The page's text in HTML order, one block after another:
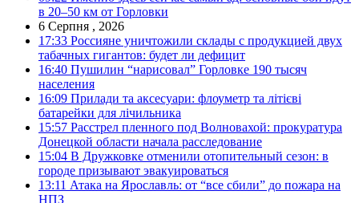
в 20–50 км от Горловки
6 Серпня , 2026
17:33 Россияне уничтожили склады с продукцией двух
табачных гигантов: будет ли дефицит
16:40 Пушилин “нарисовал” Горловке 190 тысяч
населения
16:09 Прилади та аксесуари: флоуметр та літієві
батарейки для лічильника
15:57 Расстрел пленного под Волновахой: прокуратура
Донецкой области начала расследование
15:04 В Дружковке отменили отопительный сезон: в
городе призывают эвакуироваться
13:11 Атака на Ярославль: от “все сбили” до пожара на
НПЗ